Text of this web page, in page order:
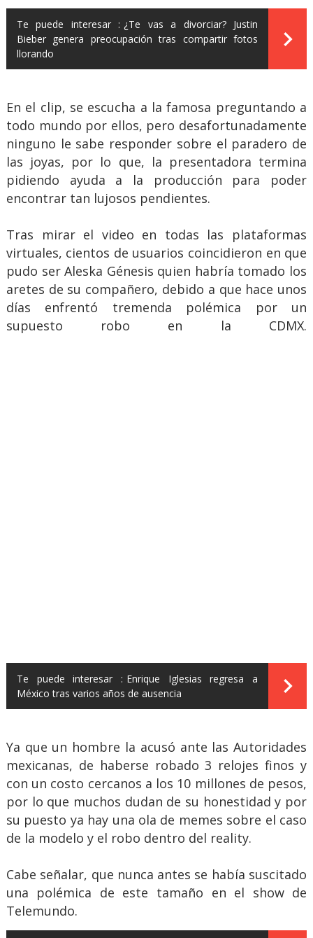
Te puede interesar : ¿Te vas a divorciar? Justin
Bieber genera preocupación tras compartir fotos
llorando
En el clip, se escucha a la famosa preguntando a
todo mundo por ellos, pero desafortunadamente
ninguno le sabe responder sobre el paradero de
las joyas, por lo que, la presentadora termina
pidiendo ayuda a la producción para poder
encontrar tan lujosos pendientes.
Tras mirar el video en todas las plataformas
virtuales, cientos de usuarios coincidieron en que
pudo ser Aleska Génesis quien habría tomado los
aretes de su compañero, debido a que hace unos
días enfrentó tremenda polémica por un
supuesto robo en la CDMX.
Te puede interesar : Enrique Iglesias regresa a
México tras varios años de ausencia
Ya que un hombre la acusó ante las Autoridades
mexicanas, de haberse robado 3 relojes finos y
con un costo cercanos a los 10 millones de pesos,
por lo que muchos dudan de su honestidad y por
su puesto ya hay una ola de memes sobre el caso
de la modelo y el robo dentro del reality.
Cabe señalar, que nunca antes se había suscitado
una polémica de este tamaño en el show de
Telemundo.